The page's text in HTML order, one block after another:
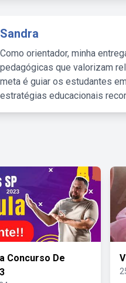
Sandra
Como orientador, minha
pedagógicas que valorizam
meta é guiar os estudantes
estratégias educacionais
Concurso De